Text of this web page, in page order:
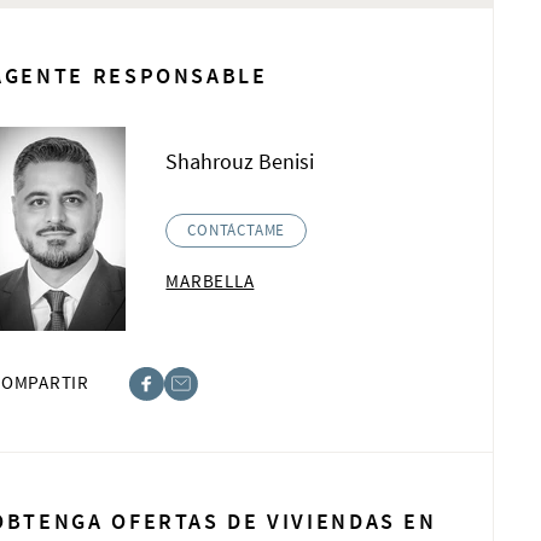
RESPONSABLE
Shahrouz Benisi
CONTÁCTAME
MARBELLA
OFERTAS DE VIVIENDAS EN